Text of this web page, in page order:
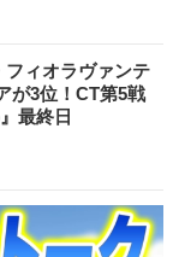
フィオラヴァンテ
が3位！CT第5戦
最終日